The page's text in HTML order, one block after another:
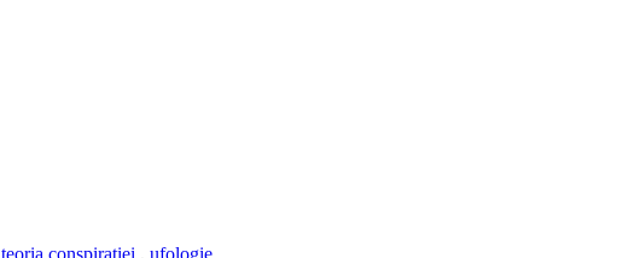
teoria conspirației , ufologie